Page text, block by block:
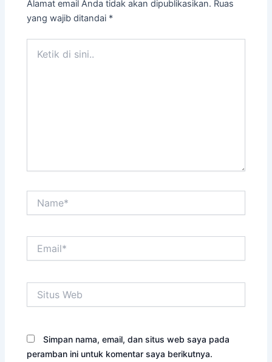
Alamat email Anda tidak akan dipublikasikan. Ruas
yang wajib ditandai *
Web
Simpan nama, email, dan situs web saya pada
peramban ini untuk komentar saya berikutnya.